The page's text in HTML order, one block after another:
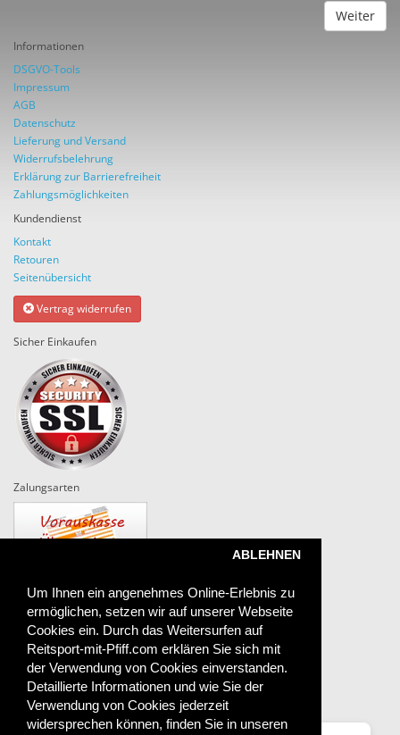
Um Ihnen ein angenehmes Online-Erlebnis zu
ermöglichen, setzen wir auf unserer Webseite
Cookies ein. Durch das Weitersurfen auf
Reitsport-mit-Pfiff.com erklären Sie sich mit
der Verwendung von Cookies einverstanden.
Detaillierte Informationen und wie Sie der
Verwendung von Cookies jederzeit
widersprechen können, finden Sie in unseren
ABLEHNEN
Weiter
Informationen
DSGVO-Tools
Impressum
AGB
Datenschutz
Lieferung und Versand
Widerrufsbelehrung
Erklärung zur Barrierefreiheit
Zahlungsmöglichkeiten
Kundendienst
Kontakt
Retouren
Seitenübersicht
Vertrag widerrufen
Sicher Einkaufen
Zalungsarten
Versand
Das sagen unsere Kunden